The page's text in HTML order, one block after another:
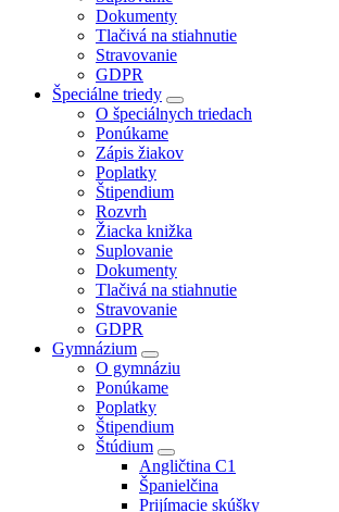
Dokumenty
Tlačivá na stiahnutie
Stravovanie
GDPR
Špeciálne triedy
O špeciálnych triedach
Ponúkame
Zápis žiakov
Poplatky
Štipendium
Rozvrh
Žiacka knižka
Suplovanie
Dokumenty
Tlačivá na stiahnutie
Stravovanie
GDPR
Gymnázium
O gymnáziu
Ponúkame
Poplatky
Štipendium
Štúdium
Angličtina C1
Španielčina
Prijímacie skúšky